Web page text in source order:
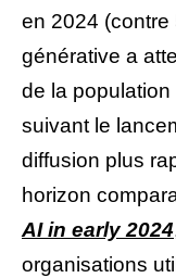
en 2024 (contre
générative a
de la
suivant le
diffusion plus
horizon
AI in early 2024
organisations